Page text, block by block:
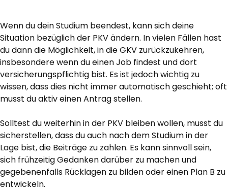
Wenn du dein Studium beendest, kann sich deine
Situation bezüglich der PKV ändern. In vielen Fällen hast
du dann die Möglichkeit, in die GKV zurückzukehren,
insbesondere wenn du einen Job findest und dort
versicherungspflichtig bist. Es ist jedoch wichtig zu
wissen, dass dies nicht immer automatisch geschieht; oft
musst du aktiv einen Antrag stellen.
Solltest du weiterhin in der PKV bleiben wollen, musst du
sicherstellen, dass du auch nach dem Studium in der
Lage bist, die Beiträge zu zahlen. Es kann sinnvoll sein,
sich frühzeitig Gedanken darüber zu machen und
gegebenenfalls Rücklagen zu bilden oder einen Plan B zu
entwickeln.